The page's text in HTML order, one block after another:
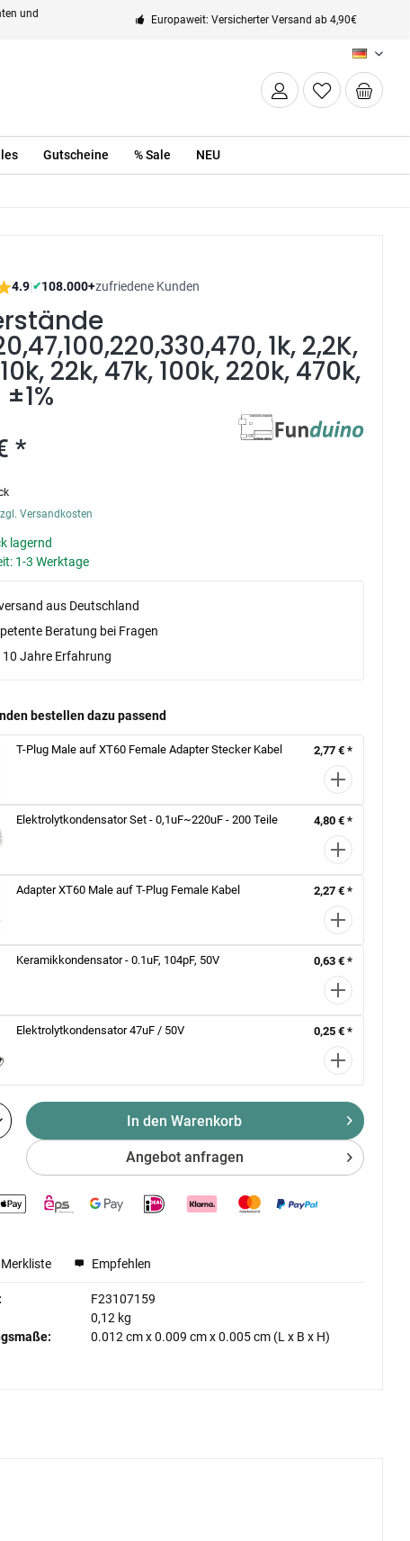
und
Europaweit: Versicherter Versand ab 4,90€
DE
Gutscheine % Sale NEU
4.9|✔108.000+zufriedene Kunden
1k, 2,2K,
22k, 47k, 100k, 220k, 470k,
*
Versandkosten
lagernd
1-3 Werktage
aus Deutschland
Beratung bei Fragen
10 Jahre Erfahrung
bestellen dazu passend
T-Plug Male auf XT60 Female Adapter Stecker Kabel 2,77 € *
Elektrolytkondensator Set - 0,1uF~220uF - 200 Teile 4,80 € *
Adapter XT60 Male auf T-Plug Female Kabel 2,27 € *
Keramikkondensator - 0.1uF, 104pF, 50V 0,63 € *
Elektrolytkondensator 47uF / 50V 0,25 € *
In den Warenkorb
Angebot anfragen
Empfehlen
F23107159
0,12 kg
0.012 cmx0.009 cmx0.005 cm (L x B x H)